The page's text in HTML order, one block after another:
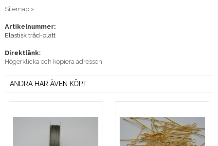
Sitemap »
Artikelnummer:
Elastisk tråd-platt
Direktlänk:
Högerklicka och kopiera adressen
ANDRA HAR ÄVEN KÖPT